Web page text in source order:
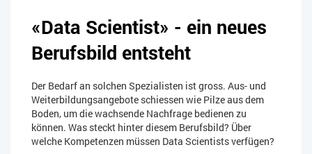
«Data Scientist» - ein neues
Berufsbild entsteht
Der Bedarf an solchen Spezialisten ist gross. Aus- und
Weiterbildungsangebote schiessen wie Pilze aus dem
Boden, um die wachsende Nachfrage bedienen zu
können. Was steckt hinter diesem Berufsbild? Über
welche Kompetenzen müssen Data Scientists verfügen?